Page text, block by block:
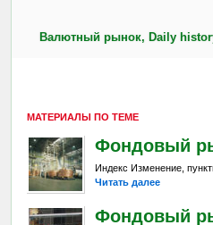
Валютный рынок, Daily
МАТЕРИАЛЫ ПО ТЕМЕ
Фондовый
Индекс Изменение,
Читать далее
Фондовый